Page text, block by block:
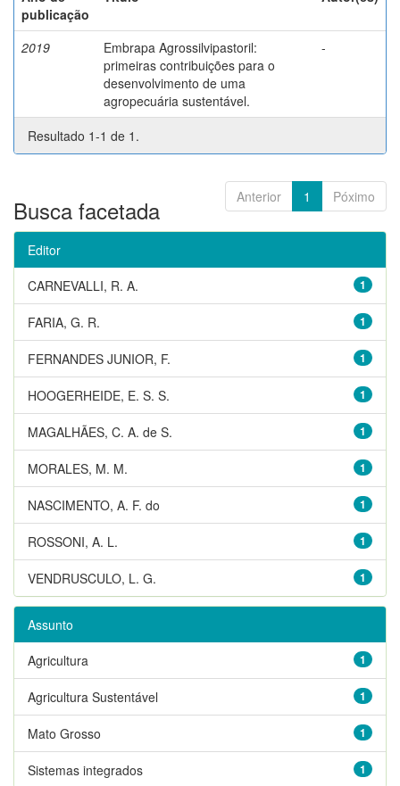
publicação
2019
Embrapa Agrossilvipastoril:
primeiras contribuições para o
desenvolvimento de uma
agropecuária sustentável.
-
Resultado 1-1 de 1.
Anterior 1 Póximo
Busca facetada
Editor
1
CARNEVALLI, R. A.
1
FARIA, G. R.
1
FERNANDES JUNIOR, F.
1
HOOGERHEIDE, E. S. S.
1
MAGALHÃES, C. A. de S.
1
MORALES, M. M.
1
NASCIMENTO, A. F. do
1
ROSSONI, A. L.
1
VENDRUSCULO, L. G.
Assunto
1
Agricultura
1
Agricultura Sustentável
1
Mato Grosso
1
Sistemas integrados